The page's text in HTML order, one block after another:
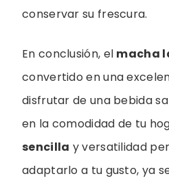
conservar su frescura.
En conclusión, el macha
convertido en una
disfrutar de una bebida
en la comodidad de tu
sencilla y versatilidad
adaptarlo a tu gusto, ya